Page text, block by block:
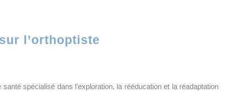
l’orthoptiste
spécialisé dans l’exploration, la rééducation et la réadaptation